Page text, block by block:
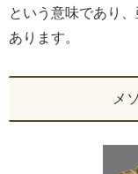
という意味であり
あります。
メ